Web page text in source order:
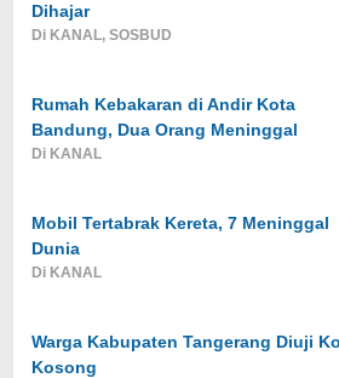
Dihajar
Di KANAL, SOSBUD
Rumah Kebakaran di Andir Kota
Bandung, Dua Orang Meninggal
Di KANAL
Mobil Tertabrak Kereta, 7 Meninggal
Dunia
Di KANAL
Warga Kabupaten Tangerang Diuji
Kosong